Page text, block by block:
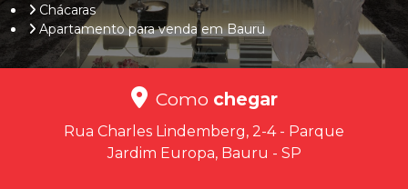
Chácaras
Apartamento para venda em Bauru
Como chegar
Rua Charles Lindemberg, 2-4 - Parque
Jardim Europa, Bauru - SP